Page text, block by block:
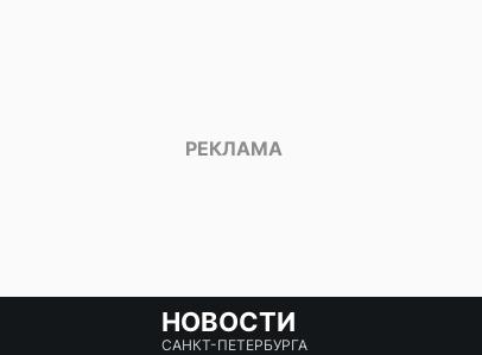
НОВОСТИ
САНКТ-ПЕТЕРБУРГА